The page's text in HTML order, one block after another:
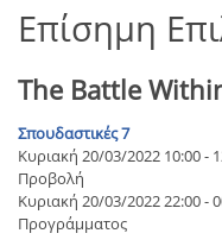
Επίσημη
The Battle
Σπουδαστικές 7
Κυριακή 20/03/2022 10:00 -
Προβολή
Κυριακή 20/03/2022 22:00 -
Προγράμματος